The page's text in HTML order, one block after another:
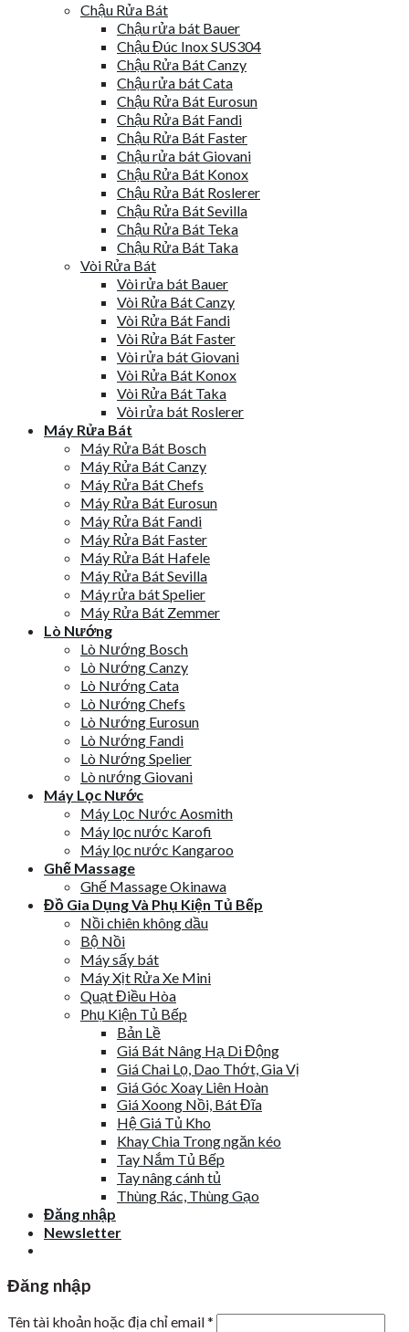
Chậu Rửa Bát
Chậu rửa bát Bauer
Chậu Đúc Inox SUS304
Chậu Rửa Bát Canzy
Chậu rửa bát Cata
Chậu Rửa Bát Eurosun
Chậu Rửa Bát Fandi
Chậu Rửa Bát Faster
Chậu rửa bát Giovani
Chậu Rửa Bát Konox
Chậu Rửa Bát Roslerer
Chậu Rửa Bát Sevilla
Chậu Rửa Bát Teka
Chậu Rửa Bát Taka
Vòi Rửa Bát
Vòi rửa bát Bauer
Vòi Rửa Bát Canzy
Vòi Rửa Bát Fandi
Vòi Rửa Bát Faster
Vòi rửa bát Giovani
Vòi Rửa Bát Konox
Vòi Rửa Bát Taka
Vòi rửa bát Roslerer
Máy Rửa Bát
Máy Rửa Bát Bosch
Máy Rửa Bát Canzy
Máy Rửa Bát Chefs
Máy Rửa Bát Eurosun
Máy Rửa Bát Fandi
Máy Rửa Bát Faster
Máy Rửa Bát Hafele
Máy Rửa Bát Sevilla
Máy rửa bát Spelier
Máy Rửa Bát Zemmer
Lò Nướng
Lò Nướng Bosch
Lò Nướng Canzy
Lò Nướng Cata
Lò Nướng Chefs
Lò Nướng Eurosun
Lò Nướng Fandi
Lò Nướng Spelier
Lò nướng Giovani
Máy Lọc Nước
Máy Lọc Nước Aosmith
Máy lọc nước Karofi
Máy lọc nước Kangaroo
Ghế Massage
Ghế Massage Okinawa
Đồ Gia Dụng Và Phụ Kiện Tủ Bếp
Nồi chiên không dầu
Bộ Nồi
Máy sấy bát
Máy Xịt Rửa Xe Mini
Quạt Điều Hòa
Phụ Kiện Tủ Bếp
Bản Lề
Giá Bát Nâng Hạ Di Động
Giá Chai Lọ, Dao Thớt, Gia Vị
Giá Góc Xoay Liên Hoàn
Giá Xoong Nồi, Bát Đĩa
Hệ Giá Tủ Kho
Khay Chia Trong ngăn kéo
Tay Nắm Tủ Bếp
Tay nâng cánh tủ
Thùng Rác, Thùng Gạo
Đăng nhập
Newsletter
Đăng nhập
Tên tài khoản hoặc địa chỉ email*